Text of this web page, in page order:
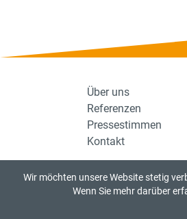
Wir möchten unsere Website stetig
Wenn Sie mehr darüber
Über uns
Referenzen
Pressestimmen
Kontakt